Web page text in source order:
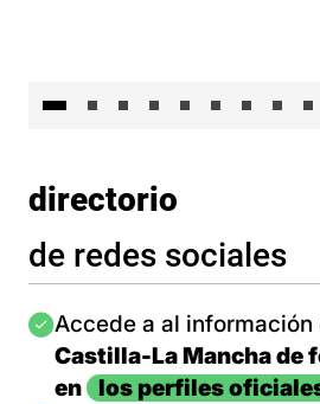
directorio
de redes sociales
Imagen
Accede a al información
Castilla-La Mancha de
en
los perfiles